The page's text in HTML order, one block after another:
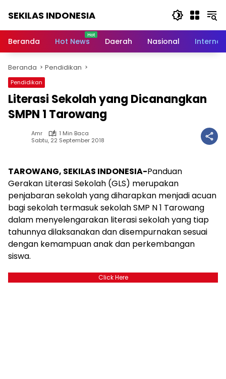
SEKILAS INDONESIA
Terkini,
Latest
World,
Headlines,
News
Today
Beranda Hot News Daerah Nasional
Beranda Pendidikan
Pendidikan
Literasi Sekolah yang Dicanangkan
SMPN 1 Tarowang
Amr
1 Min Baca
Sabtu, 22 September 2018
TAROWANG, SEKILAS INDONESIA-Panduan
Gerakan Literasi Sekolah (GLS) merupakan
penjabaran sekolah yang diharapkan menjadi acuan
bagi sekolah termasuk sekolah SMP N 1 Tarowang
dalam menyelengarakan literasi sekolah yang tiap
tahunnya dilaksanakan dan disempurnakan sesuai
dengan kemampuan anak dan perkembangan
siswa.
Click Here